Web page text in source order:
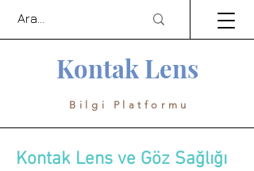
Kontak Lens
Bilgi Platformu
Kontak Lens ve Göz Sağlığı